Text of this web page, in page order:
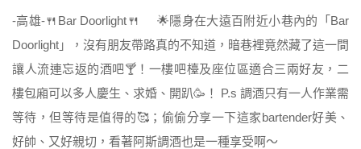
-高雄-🍴Bar Doorlight🍴 🌟隱身在大遠百附近小巷內的「Bar
Doorlight」，沒有朋友帶路真的不知道，暗巷裡竟然藏了這一間
讓人流連忘返的酒吧🍸！一樓吧檯及座位區適合三兩好友，二
樓包廂可以多人慶生、求婚、開趴🥳！ P.s 調酒只有一人作業需
等待，但等待是值得的🥰；偷偷分享一下這家bartender好美、
好帥、又好親切，看著阿斯調酒也是一種享受啊～